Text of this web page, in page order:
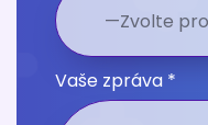
Vaše zpráva *